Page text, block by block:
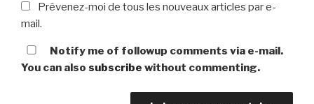
Prévenez-moi de tous les nouveaux articles par e-
mail.
Notify me of followup comments via e-mail.
You can also subscribe without commenting.